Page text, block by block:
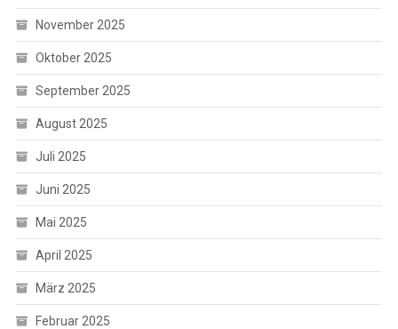
November 2025
Oktober 2025
September 2025
August 2025
Juli 2025
Juni 2025
Mai 2025
April 2025
März 2025
Februar 2025